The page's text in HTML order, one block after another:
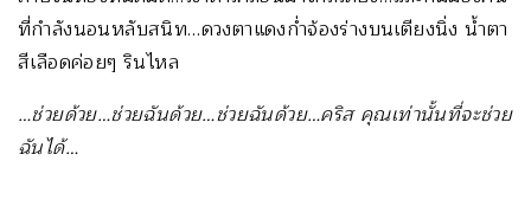
ที่กำลังนอนหลับสนิท…ดวงตาแดงก่ำจ้องร่างบนเตียงนิ่ง น้ำตา
สีเลือดค่อยๆ รินไหล
…ช่วยด้วย…ช่วยฉันด้วย…ช่วยฉันด้วย…คริส คุณเท่านั้นที่จะช่วย
ฉันได้…